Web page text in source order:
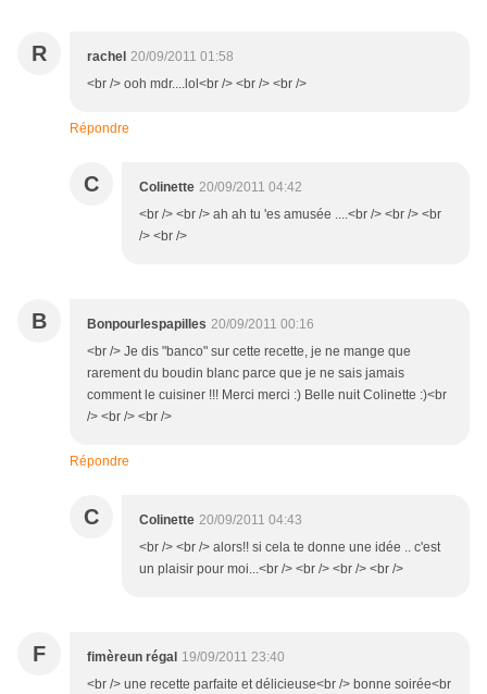
R rachel 20/09/2011 01:58
<br /> ooh mdr....lol<br /> <br /> <br />
Répondre
C Colinette 20/09/2011 04:42
<br /> <br /> ah ah tu 'es amusée ....<br /> <br /> <br
/> <br />
B Bonpourlespapilles 20/09/2011 00:16
<br /> Je dis "banco" sur cette recette, je ne mange que
rarement du boudin blanc parce que je ne sais jamais
comment le cuisiner !!! Merci merci :) Belle nuit Colinette :)<br
/> <br /> <br />
Répondre
C Colinette 20/09/2011 04:43
<br /> <br /> alors!! si cela te donne une idée .. c'est
un plaisir pour moi...<br /> <br /> <br /> <br />
F fimèreun régal 19/09/2011 23:40
<br /> une recette parfaite et délicieuse<br /> bonne soirée<br